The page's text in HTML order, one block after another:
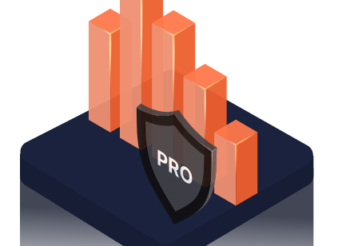
Получить доступ